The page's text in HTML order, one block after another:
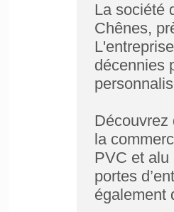
La société
Chênes,
décennies
Découvrez
la
PVC et alu
portes
également